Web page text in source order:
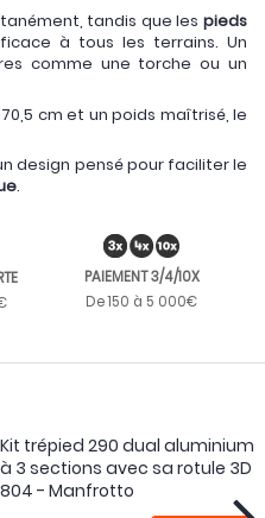
tandis que lespieds
à tous les terrains. Un
comme une torche ou un
cm et un poids maîtrisé, le
design pensé pour faciliter le
.
PAIEMENT 3/4/10X
De 150 à 5 000€
Kit trépied 290 dual aluminium
à 3 sections avec sa rotule 3D
804 - Manfrotto